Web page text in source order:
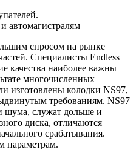
автомагистралям
спросом на рынке
Специалисты Endless
качества наиболее важны
многочисленных
изготовлены колодки NS97,
требованиям. NS97
шума, служат дольше и
диска, отличаются
срабатывания.
параметрам.